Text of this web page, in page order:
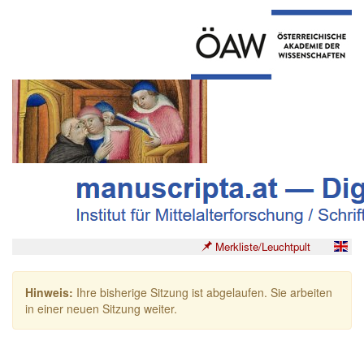
Merkliste/Leuchtpult
Hinweis: Ihre bisherige Sitzung ist abgelaufen. Sie arbeiten
in einer neuen Sitzung weiter.